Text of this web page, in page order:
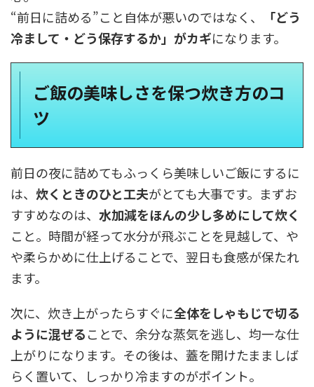
“前日に詰める”こと自体が悪いのではなく、
「どう
冷まして・どう保存するか」がカギになります。
ご飯の美味しさを保つ炊き方のコ
ツ
前日の夜に詰めてもふっくら美味しいご飯にするに
は、 炊くときのひと工夫がとても大事です。まずお
すすめなのは、 水加減をほんの少し多めにして炊く
こと。時間が経って水分が飛ぶことを見越して、や
や柔らかめに仕上げることで、翌日も食感が保たれ
ます。
次に、炊き上がったらすぐに全体をしゃもじで切る
ように混ぜることで、余分な蒸気を逃し、均一な仕
上がりになります。その後は、蓋を開けたまましば
らく置いて、しっかり冷ますのがポイント。